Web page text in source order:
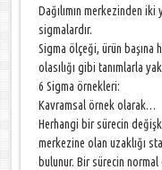
Dağılımın merkezinden
sigmalardır.
Sigma ölçeği, ürün başına
olasılığı gibi tanımlarla
6 Sigma örnekleri:
Kavramsal örnek olarak…
Herhangi bir sürecin
merkezine olan uzaklığı
bulunur. Bir sürecin normal